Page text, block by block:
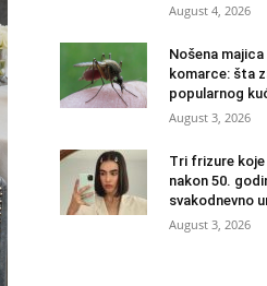
August 4, 2026
Nošena
komarce: šta
popularnog
August 3, 2026
Tri frizure
nakon 50.
svakodnevno
August 3, 2026